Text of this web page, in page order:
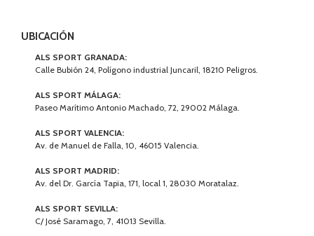
UBICACIÓN
ALS SPORT GRANADA:
Calle Bubión 24, Polígono industrial Juncaril, 18210 Peligros.
ALS SPORT MÁLAGA:
Paseo Marítimo Antonio Machado, 72, 29002 Málaga.
ALS SPORT VALENCIA:
Av. de Manuel de Falla, 10, 46015 Valencia.
ALS SPORT MADRID:
Av. del Dr. García Tapia, 171, local 1, 28030 Moratalaz.
ALS SPORT SEVILLA:
C/ José Saramago, 7, 41013 Sevilla.